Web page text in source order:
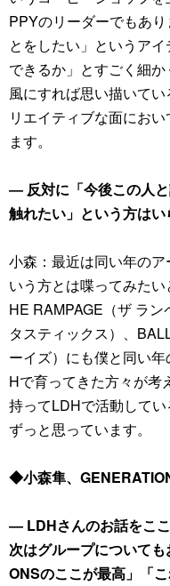
PPYのリーダーでもあ
とをしたい」というア
できるか」とすごく細
風にすれば思い描いて
リエイティブな面にお
ます。
― 反対に「今後この人
触れたい」という方は
小森：最近は同い年の
いう方とは喋ってみた
HE RAMPAGE（ザ ラ
タスティックス）、
ーイズ）にも僕と同い
Hで育ってきた方々が考
持ってLDHで活動して
ずっと思っています。
◆小森隼、
― LDHさんのお話をここ
次はグループについて
ONSのここが最高」「